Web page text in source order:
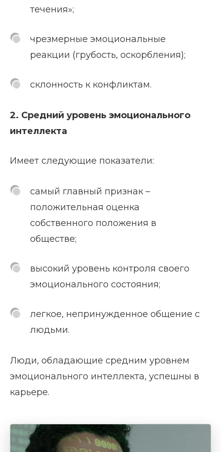
течения»;
чрезмерные эмоциональные
реакции (грубость, оскорбления);
склонность к конфликтам.
2. Средний уровень эмоционального
интеллекта
Имеет следующие показатели:
самый главный признак –
положительная оценка
собственного положения в
обществе;
высокий уровень контроля своего
эмоционального состояния;
легкое, непринужденное общение с
людьми.
Люди, обладающие средним уровнем
эмоционального интеллекта, успешны в
карьере.